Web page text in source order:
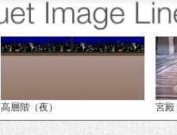
高層階（夜） 宮殿